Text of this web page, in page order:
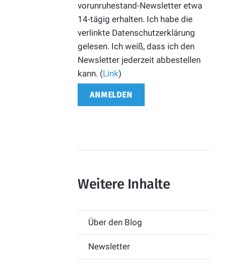
vorunruhestand-Newsletter etwa
14-tägig erhalten. Ich habe die
verlinkte Datenschutzerklärung
gelesen. Ich weiß, dass ich den
Newsletter jederzeit abbestellen
kann. (Link)
Weitere Inhalte
Über den Blog
Newsletter